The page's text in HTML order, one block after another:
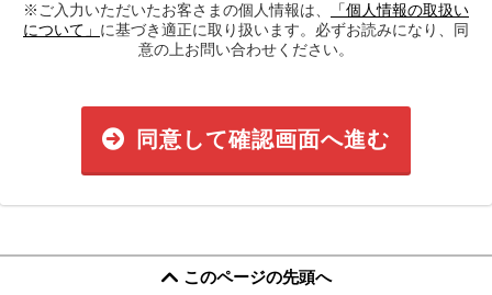
※ご入力いただいたお客さまの個人情報は、
「個人情報の取扱い
について」 に基づき適正に取り扱います。必ずお読みになり、同
意の上お問い合わせください。
同意して確認画面へ進む
このページの先頭へ